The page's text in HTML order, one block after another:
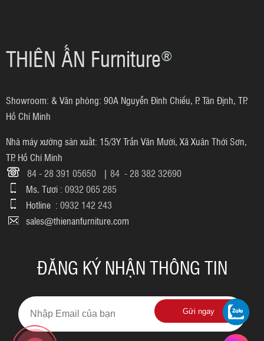
THIÊN ẤN Furniture®
Showroom: & Văn phòng: 90A Nguyễn Đình Chiểu, P. Tân Định, TP.
Hồ Chí Minh
Nhà máy xưởng sản xuất: 15/3Y Trần Văn Mười, Xã Xuân Thới Sơn,
TP. Hồ Chí Minh
84 - 28 391 05650 | 84 - 28 382 32690
Ms. Tươi : 0932 065 285
Hotline : 0932 142 243
sales@thienanfurniture.com
ĐĂNG KÝ NHẬN THÔNG TIN
Gửi ngay